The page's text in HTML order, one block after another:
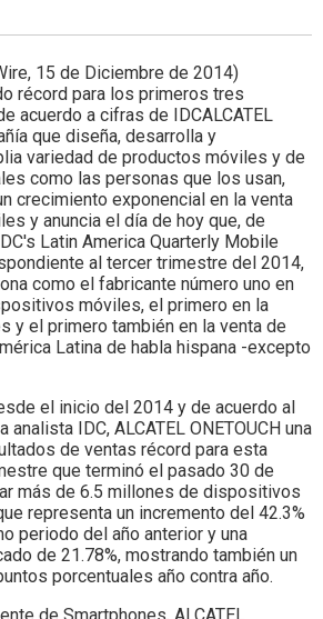
15 de Diciembre de 2014)
récord para los primeros tres
acuerdo a cifras de IDCALCATEL
que diseña, desarrolla y
variedad de productos móviles y de
como las personas que los usan,
crecimiento exponencial en la venta
y anuncia el día de hoy que, de
Latin America Quarterly Mobile
al tercer trimestre del 2014,
como el fabricante número uno en
móviles, el primero en la
y el primero también en la venta de
Latina de habla hispana -excepto
el inicio del 2014 y de acuerdo al
IDC, ALCATEL ONETOUCH una
de ventas récord para esta
que terminó el pasado 30 de
más de 6.5 millones de dispositivos
representa un incremento del 42.3%
periodo del año anterior y una
de 21.78%, mostrando también un
porcentuales año contra año.
de Smartphones, ALCATEL